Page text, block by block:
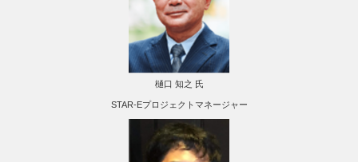
樋口 知之 氏
STAR-Eプロジェクトマネージャー